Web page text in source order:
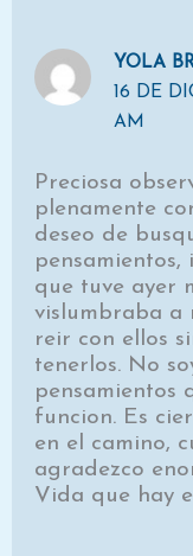
YOLA
16 DE
AM
Preciosa
plenamente
deseo de
pensamientos,
que tuve ayer
vislumbraba a
reir con ellos
tenerlos. No
pensamientos
funcion. Es
en el camino,
agradezco
Vida que hay